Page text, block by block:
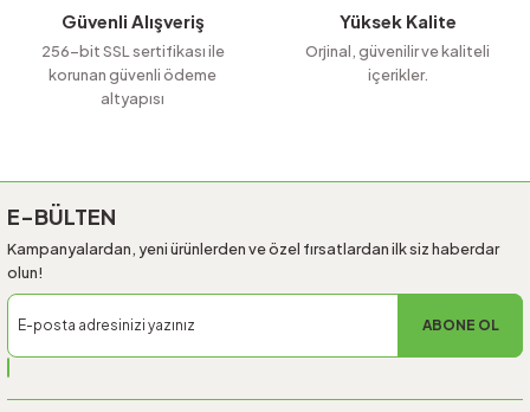
Güvenli Alışveriş
256-bit SSL sertifikası ile
korunan güvenli ödeme
altyapısı
Yüksek Kalite
Orjinal, güvenilir ve kaliteli
içerikler.
E-BÜLTEN
Kampanyalardan, yeni ürünlerden ve özel fırsatlardan ilk siz haberdar
olun!
ABONE OL